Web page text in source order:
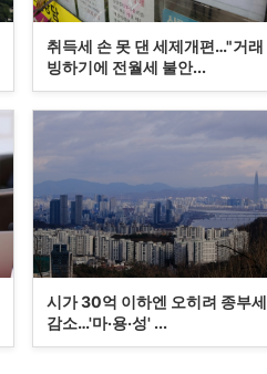
취득세 손 못 댄 세제개편…"거래
빙하기에 전월세 불안...
시가 30억 이하엔 오히려 종부세
감소…'마·용·성' ...